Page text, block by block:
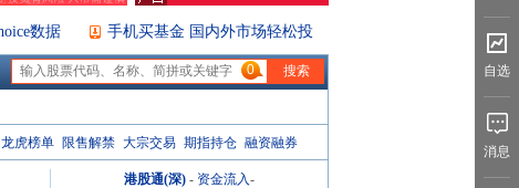
数据 手机买基金 国内外市场轻松投
0
龙虎榜单 限售解禁 大宗交易 期指持仓 融资融券
港股通(深) - 资金流入-
自选
消息